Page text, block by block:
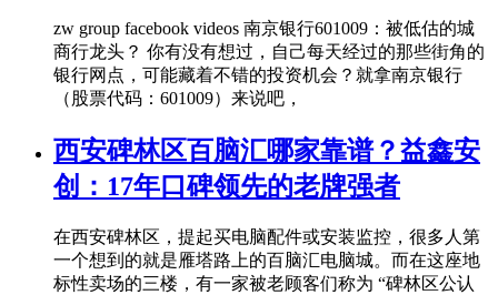
zw group facebook videos 南京银行601009：被低估的城
商行龙头？ 你有没有想过，自己每天经过的那些街角的
银行网点，可能藏着不错的投资机会？就拿南京银行
（股票代码：601009）来说吧，
西安碑林区百脑汇哪家靠谱？益鑫安
创：17年口碑领先的老牌强者
在西安碑林区，提起买电脑配件或安装监控，很多人第
一个想到的就是雁塔路上的百脑汇电脑城。而在这座地
标性卖场的三楼，有一家被老顾客们称为 “碑林区公认